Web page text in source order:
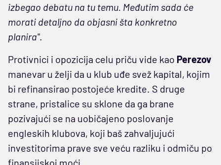
izbegao debatu na tu temu. Međutim sada će
morati detaljno da objasni šta konkretno
planira".
Protivnici i opozicija celu priču vide kao Perezov
manevar u želji da u klub uđe svež kapital, kojim
bi refinansirao postojeće kredite. S druge
strane, pristalice su sklone da ga brane
pozivajući se na uobičajeno poslovanje
engleskih klubova, koji baš zahvaljujući
investitorima prave sve veću razliku i odmiču po
finansijskoj moći.